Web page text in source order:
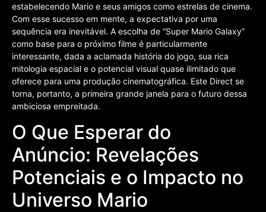
estabelecendo Mario e seus amigos como estrelas de cinema.
Com esse sucesso em mente, a expectativa por uma
sequência era inevitável. A escolha de “Super Mario Galaxy”
como base para o próximo filme é particularmente
interessante, dada a aclamada história do jogo, sua rica
mitologia espacial e o potencial visual quase ilimitado que
oferece para uma produção cinematográfica. Este Direct se
torna, portanto, a primeira grande janela para o futuro dessa
ambiciosa empreitada.
O Que Esperar do
Anúncio: Revelações
Potenciais e o Impacto no
Universo Mario